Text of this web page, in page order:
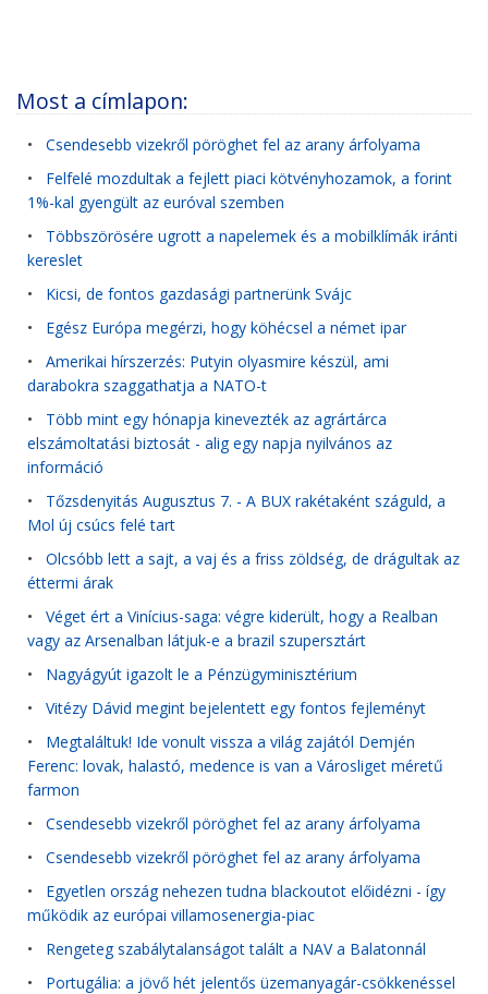
Most a címlapon:
• Csendesebb vizekről pöröghet fel az arany árfolyama
• Felfelé mozdultak a fejlett piaci kötvényhozamok, a forint
1%-kal gyengült az euróval szemben
• Többszörösére ugrott a napelemek és a mobilklímák iránti
kereslet
• Kicsi, de fontos gazdasági partnerünk Svájc
• Egész Európa megérzi, hogy köhécsel a német ipar
• Amerikai hírszerzés: Putyin olyasmire készül, ami
darabokra szaggathatja a NATO-t
• Több mint egy hónapja kinevezték az agrártárca
elszámoltatási biztosát - alig egy napja nyilvános az
információ
• Tőzsdenyitás Augusztus 7. - A BUX rakétaként száguld, a
Mol új csúcs felé tart
• Olcsóbb lett a sajt, a vaj és a friss zöldség, de drágultak az
éttermi árak
• Véget ért a Vinícius-saga: végre kiderült, hogy a Realban
vagy az Arsenalban látjuk-e a brazil szupersztárt
• Nagyágyút igazolt le a Pénzügyminisztérium
• Vitézy Dávid megint bejelentett egy fontos fejleményt
• Megtaláltuk! Ide vonult vissza a világ zajától Demjén
Ferenc: lovak, halastó, medence is van a Városliget méretű
farmon
• Csendesebb vizekről pöröghet fel az arany árfolyama
• Csendesebb vizekről pöröghet fel az arany árfolyama
• Egyetlen ország nehezen tudna blackoutot előidézni - így
működik az európai villamosenergia-piac
• Rengeteg szabálytalanságot talált a NAV a Balatonnál
• Portugália: a jövő hét jelentős üzemanyagár-csökkenéssel